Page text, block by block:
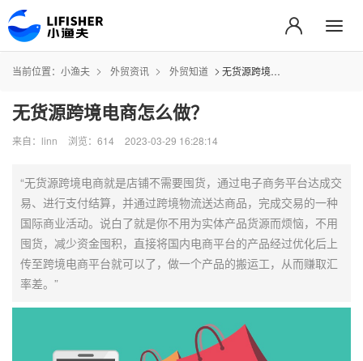
当前位置： 小渔夫 外贸资讯 外贸知道 无货源跨境电商怎么做？
无货源跨境电商怎么做？
来自：linn 浏览：614 2023-03-29 16:28:14
“无货源跨境电商就是店铺不需要囤货，通过电子商务平台达成交
易、进行支付结算，并通过跨境物流送达商品，完成交易的一种
国际商业活动。说白了就是你不用为实体产品货源而烦恼，不用
囤货，减少资金囤积，直接将国内电商平台的产品经过优化后上
传至跨境电商平台就可以了，做一个产品的搬运工，从而赚取汇
率差。”